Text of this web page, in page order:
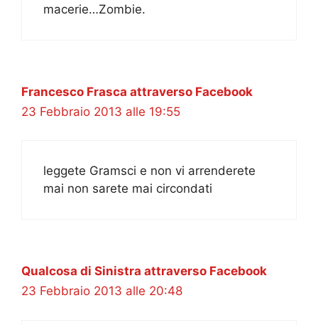
macerie…Zombie.
Francesco Frasca attraverso Facebook
23 Febbraio 2013 alle 19:55
leggete Gramsci e non vi arrenderete
mai non sarete mai circondati
Qualcosa di Sinistra attraverso Facebook
23 Febbraio 2013 alle 20:48